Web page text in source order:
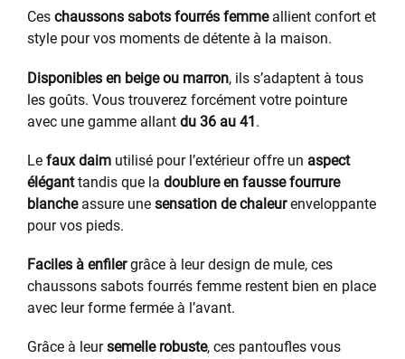
Ces chaussons sabots fourrés femmeallient confort et
style pour vos moments de détente à la maison.
Disponibles en beige ou marron, ils s’adaptent à tous
les goûts. Vous trouverez forcément votre pointure
avec une gamme allant du 36 au 41.
Le faux daim utilisé pour l’extérieur offre un aspect
éléganttandis que la doublure en fausse fourrure
blancheassure une sensation de chaleurenveloppante
pour vos pieds.
Faciles à enfilergrâce à leur design de mule, ces
chaussons sabots fourrés femme restent bien en place
avec leur forme fermée à l’avant.
Grâce à leursemelle robuste, ces pantoufles vous